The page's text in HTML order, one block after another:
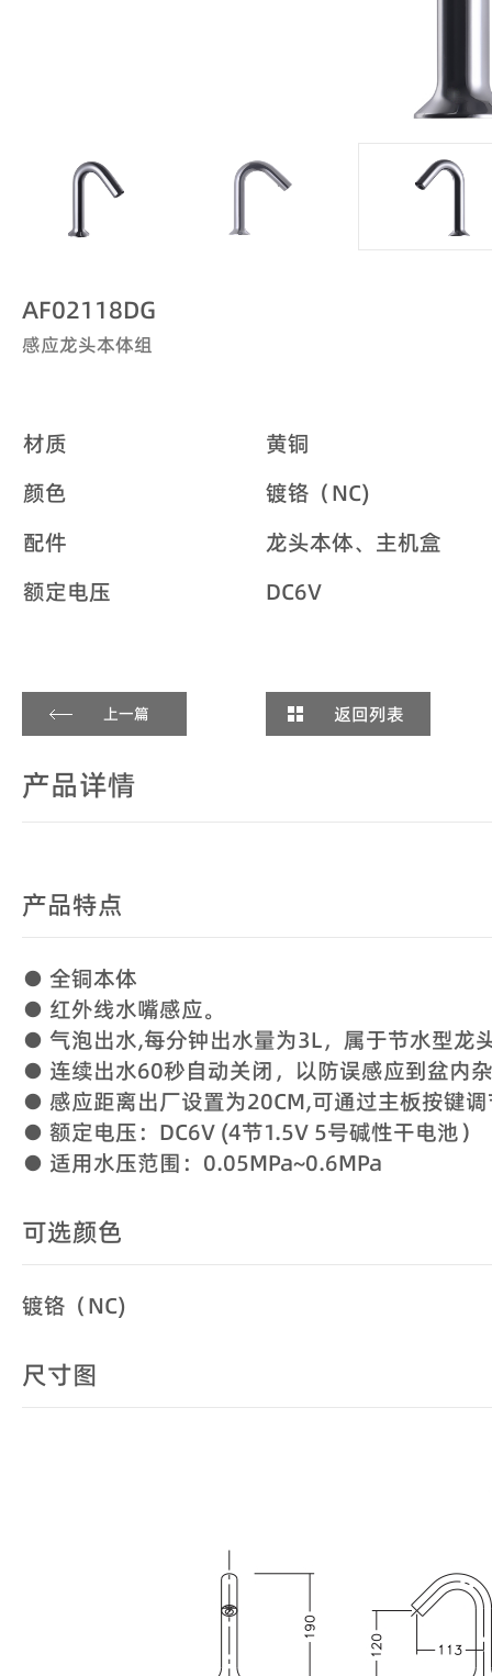
AF02118DG
感应龙头本体组
材质
黄铜
颜色
镀铬（NC)
配件
龙头本体、主机盒
额定电压
DC6V
上一篇 返回列表
产品详情
产品特点
● 全铜本体
● 红外线水嘴感应。
● 气泡出水,每分钟出水量为3L，属于节水型龙
● 连续出水60秒自动关闭，以防误感应到盆内
● 感应距离出厂设置为20CM,可通过主板按键
● 额定电压：DC6V (4节1.5V 5号碱性干电池）
● 适用水压范围：0.05MPa~0.6MPa
可选颜色
镀铬（NC)
尺寸图